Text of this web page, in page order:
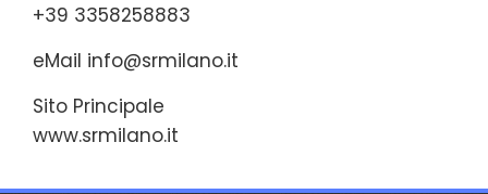
+39 3358258883
eMail info@srmilano.it
Sito Principale
www.srmilano.it